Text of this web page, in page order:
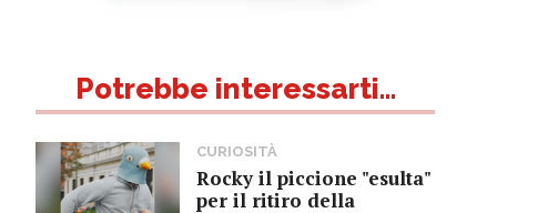
Potrebbe interessarti...
CURIOSITÀ
Rocky il piccione "esulta"
per il ritiro della